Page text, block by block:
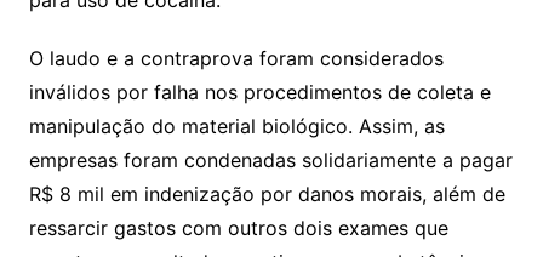
O laudo e a contraprova foram considerados
inválidos por falha nos procedimentos de coleta e
manipulação do material biológico. Assim, as
empresas foram condenadas solidariamente a pagar
R$ 8 mil em indenização por danos morais, além de
ressarcir gastos com outros dois exames que